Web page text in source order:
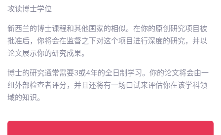
攻读博士学位
新西兰的博士课程和其他国家的相似。在你的原创研究项目被
批准后，你将会在监督之下对这个项目进行深度的研究，并以
论文展示你的研究成果。
博士的研究通常需要3或4年的全日制学习。你的论文将会由一
组外部检查者评分，并且还将有一场口试来评估你在该学科领
域的知识。